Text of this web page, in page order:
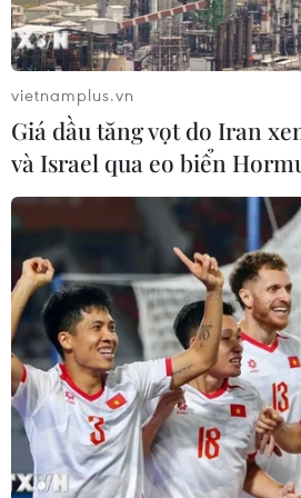
Hàn Quốc-Mỹ tăng
hạt nhân Yongbyon của
02/11/2020 08:25
Phát ngôn viên của JCS, Đại tá
"Cơ quan tình báo Hàn Quốc và
chặt chẽ để theo dõi sát sao
quan."
vietnamplus.vn
Giá dầu tăng vọt do Iran
và Israel qua eo biển